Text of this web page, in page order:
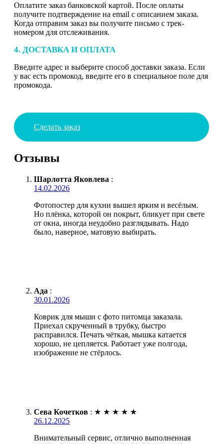
Оплатите заказ банковской картой. После оплаты
получите подтверждение на email с описанием заказа.
Когда отправим заказ вы получите письмо с трек-
номером для отслеживания.
4. ДОСТАВКА И ОПЛАТА
Введите адрес и выберите способ доставки заказа. Если
у вас есть промокод, введите его в специальное поле для
промокода.
Сделать заказ
Отзывы
Шарлотта Яковлева :
14.02.2026
Фотопостер для кухни вышел ярким и весёлым.
Но плёнка, которой он покрыт, бликует при свете
от окна, иногда неудобно разглядывать. Надо
было, наверное, матовую выбирать.
Ада :
30.01.2026
Коврик для мыши с фото питомца заказала.
Приехал скрученный в трубку, быстро
расправился. Печать чёткая, мышка катается
хорошо, не цепляется. Работает уже полгода,
изображение не стёрлось.
Сева Кочетков : ★ ★ ★ ★ ★
26.12.2025
Внимательный сервис, отлично выполненная